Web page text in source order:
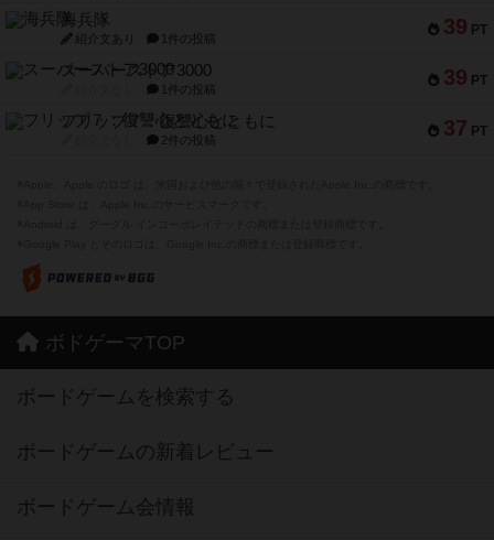
39 PT
海兵隊
紹介文あり 1件の投稿
39 PT
スーパーストア3000
1件の投稿
37 PT
フリップ７：復讐心とともに
2件の投稿
ボドゲーマTOP
ボードゲームを検索する
ボードゲームの新着レビュー
ボードゲーム会情報